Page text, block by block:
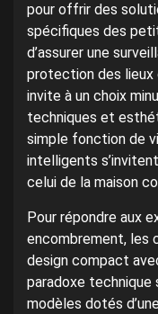
pour offrir des
spécifiques des
d’assurer une
protection des lieux
invite à un choix
techniques et
simple fonction de
intelligents
celui de la maison
Pour répondre aux
encombrement, les
design compact
paradoxe technique
modèles dotés